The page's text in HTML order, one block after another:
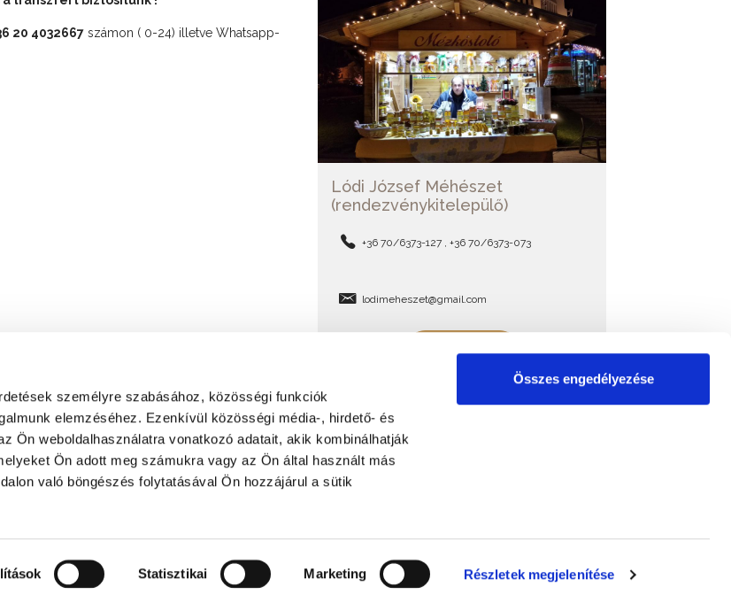
személyre szabásához, közösségi funkciók
elemzéséhez. Ezenkívül közösségi média-, hirdető- és
Ön weboldalhasználatra vonatkozó adatait, akik kombinálhatják
Ön adott meg számukra vagy az Ön által használt más
való böngészés folytatásával Ön hozzájárul a sütik
Statisztikai Marketing Részletek megjelenítése
Összes engedélyezése
20 4032667 számon ( 0-24) illetve Whatsapp-
Lódi József Méhészet
(rendezvénykitelepülő)
+36 70/6373-127 , +36 70/6373-073
lodimeheszet@gmail.com
BŐVEBBEN
NYILATKOZAT FELHASZNÁLÁS FELTÉTELEI
Designed and developed by e-content solutions